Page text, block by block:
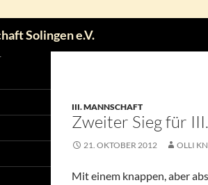
Solingen e.V.
III. MANNSCHAFT
Zweiter Sieg für
21. OKTOBER 2012 OLLI
Mit einem knappen, aber